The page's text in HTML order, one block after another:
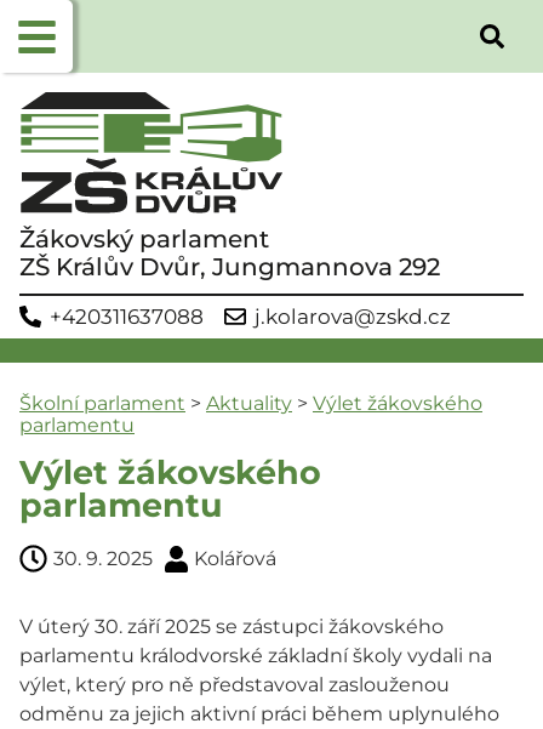
Žákovský parlament
ZŠ Králův Dvůr, Jungmannova 292
+420311637088 j.kolarova@zskd.cz
Školní parlament > Aktuality > Výlet žákovského
parlamentu
Výlet žákovského
parlamentu
30. 9. 2025 Kolářová
V úterý 30. září 2025 se zástupci žákovského
parlamentu králodvorské základní školy vydali na
výlet, který pro ně představoval zaslouženou
odměnu za jejich aktivní práci během uplynulého